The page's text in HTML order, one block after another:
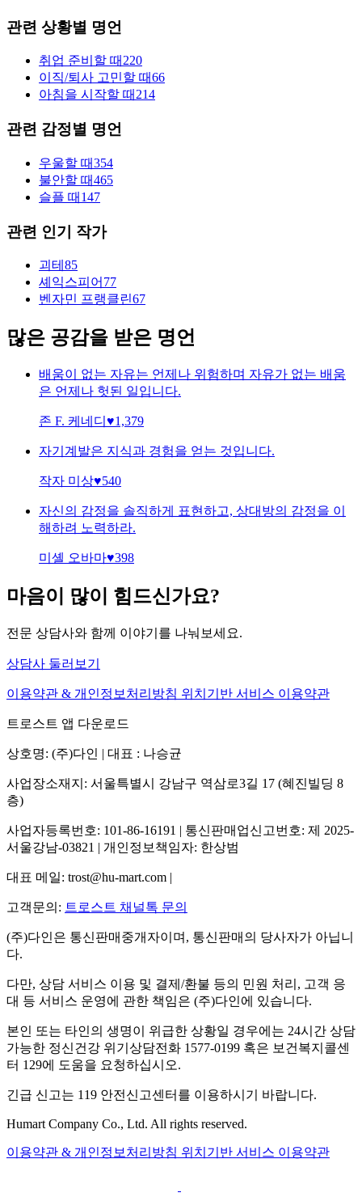
관련 상황별 명언
취업 준비할 때 220
이직/퇴사 고민할 때66
아침을 시작할 때 214
관련 감정별 명언
우울할 때354
불안할 때465
슬플 때 147
관련 인기 작가
괴테 85
셰익스피어 77
벤자민 프랭클린67
많은 공감을 받은 명언
배움이 없는 자유는 언제나 위험하며 자유가 없는 배움
은 언제나 헛된 일입니다.
존 F. 케네디 ♥1,379
자기계발은 지식과 경험을 얻는 것입니다.
작자 미상♥540
자신의 감정을 솔직하게 표현하고, 상대방의 감정을 이
해하려 노력하라.
미셸 오바마♥398
마음이 많이 힘드신가요?
전문 상담사와 함께 이야기를 나눠보세요.
상담사 둘러보기
이용약관 & 개인정보처리방침 위치기반 서비스 이용약관
트로스트 앱 다운로드
상호명: (주)다인 | 대표 : 나승균
사업장소재지: 서울특별시 강남구 역삼로3길 17 (혜진빌딩 8
층)
사업자등록번호: 101-86-16191 | 통신판매업신고번호: 제 2025-
서울강남-03821 | 개인정보책임자: 한상범
대표 메일: trost@hu-mart.com |
고객문의: 트로스트 채널톡 문의
(주)다인은 통신판매중개자이며, 통신판매의 당사자가 아닙니
다.
다만, 상담 서비스 이용 및 결제/환불 등의 민원 처리, 고객 응
대 등 서비스 운영에 관한 책임은 (주)다인에 있습니다.
본인 또는 타인의 생명이 위급한 상황일 경우에는 24시간 상담
가능한 정신건강 위기상담전화 1577-0199 혹은 보건복지콜센
터 129에 도움을 요청하십시오.
긴급 신고는 119 안전신고센터를 이용하시기 바랍니다.
Humart Company Co., Ltd. All rights reserved.
이용약관 & 개인정보처리방침 위치기반 서비스 이용약관